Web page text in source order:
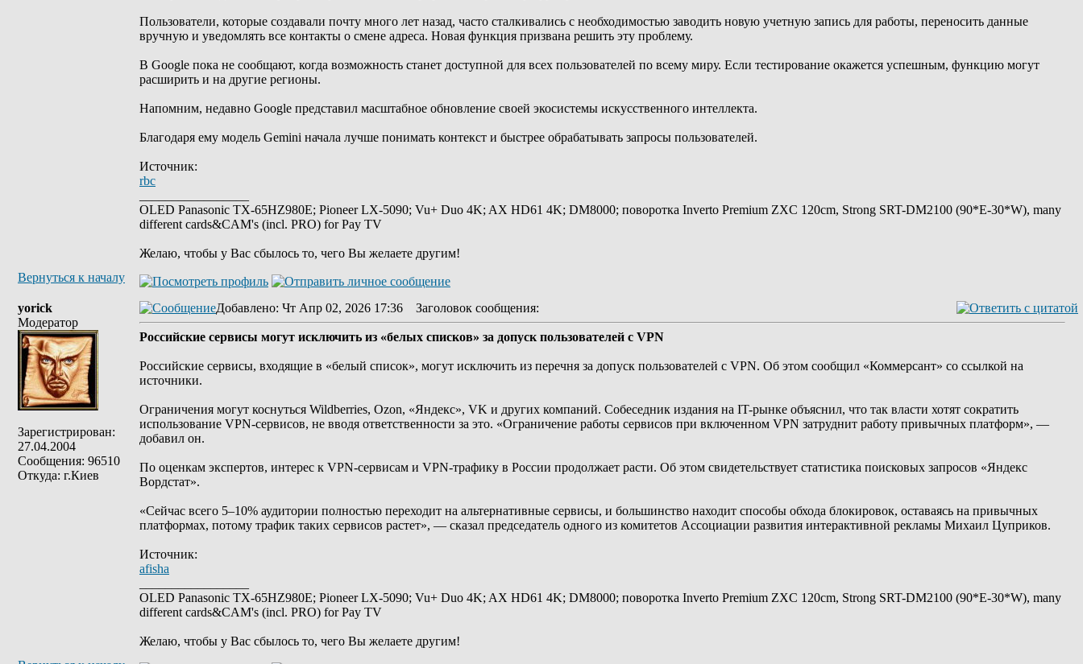
Пользователи, которые создавали почту много лет назад, часто сталкивались с необходимостью заводить новую учетную запись для работы, переносить данные
вручную и уведомлять все контакты о смене адреса. Новая функция призвана решить эту проблему.
В Google пока не сообщают, когда возможность станет доступной для всех пользователей по всему миру. Если тестирование окажется успешным, функцию могут
расширить и на другие регионы.
Напомним, недавно Google представил масштабное обновление своей экосистемы искусственного интеллекта.
Благодаря ему модель Gemini начала лучше понимать контекст и быстрее обрабатывать запросы пользователей.
Источник:
rbc
OLED Panasonic TX-65HZ980E; Pioneer LX-5090; Vu+ Duo 4K; AX HD61 4K; DM8000; поворотка Inverto Premium ZXC 120cm, Strong SRT-DM2100 (90*E-30*W), many
different cards&CAM's (incl. PRO) for Pay TV
Желаю, чтобы у Вас сбылось то, чего Вы желаете другим!
Вернуться к началу
yorick
Модератор
Зарегистрирован:
27.04.2004
Сообщения: 96510
Откуда: г.Киев
Добавлено: Чт Апр 02, 2026 17:36 Заголовок сообщения:
Российские сервисы могут исключить из «белых списков» за допуск пользователей с VPN
Российские сервисы, входящие в «белый список», могут исключить из перечня за допуск пользователей с VPN. Об этом сообщил «Коммерсант» со ссылкой на
источники.
Ограничения могут коснуться Wildberries, Ozon, «Яндекс», VK и других компаний. Собеседник издания на IT-рынке объяснил, что так власти хотят сократить
использование VPN-сервисов, не вводя ответственности за это. «Ограничение работы сервисов при включенном VPN затруднит работу привычных платформ», —
добавил он.
По оценкам экспертов, интерес к VPN-сервисам и VPN-трафику в России продолжает расти. Об этом свидетельствует статистика поисковых запросов «Яндекс
Вордстат».
«Сейчас всего 5–10% аудитории полностью переходит на альтернативные сервисы, и большинство находит способы обхода блокировок, оставаясь на привычных
платформах, потому трафик таких сервисов растет», — сказал председатель одного из комитетов Ассоциации развития интерактивной рекламы Михаил Цуприков.
Источник:
afisha
OLED Panasonic TX-65HZ980E; Pioneer LX-5090; Vu+ Duo 4K; AX HD61 4K; DM8000; поворотка Inverto Premium ZXC 120cm, Strong SRT-DM2100 (90*E-30*W), many
different cards&CAM's (incl. PRO) for Pay TV
Желаю, чтобы у Вас сбылось то, чего Вы желаете другим!